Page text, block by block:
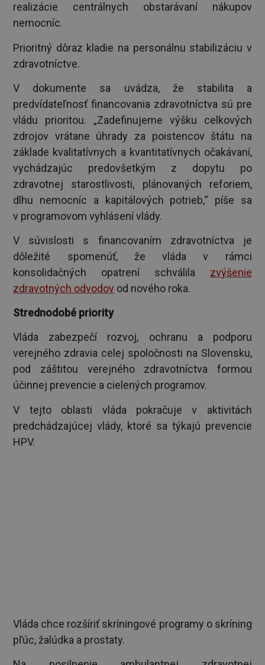
realizácie centrálnych obstarávaní nákupov
nemocníc.
Prioritný dôraz kladie na personálnu stabilizáciu v
zdravotníctve.
V dokumente sa uvádza, že stabilita a
predvídateľnosť financovania zdravotníctva sú pre
vládu prioritou. „Zadefinujeme výšku celkových
zdrojov vrátane úhrady za poistencov štátu na
základe kvalitatívnych a kvantitatívnych očakávaní,
vychádzajúc predovšetkým z dopytu po
zdravotnej starostlivosti, plánovaných reforiem,
dlhu nemocníc a kapitálových potrieb,“ píše sa
v programovom vyhlásení vlády.
V súvislosti s financovaním zdravotníctva je
dôležité spomenúť, že vláda v rámci
konsolidačných opatrení schválila zvýšenie
zdravotných odvodov od nového roka.
Strednodobé priority
Vláda zabezpečí rozvoj, ochranu a podporu
verejného zdravia celej spoločnosti na Slovensku,
pod záštitou verejného zdravotníctva formou
účinnej prevencie a cielených programov.
V tejto oblasti vláda pokračuje v aktivitách
predchádzajúcej vlády, ktoré sa týkajú prevencie
HPV.
Vláda chce rozšíriť skríningové programy o skríning
pľúc, žalúdka a prostaty.